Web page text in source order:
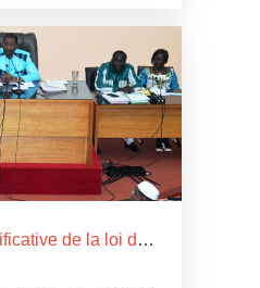
Loi de Finances rectificative de la loi de Finances pour l’exécution du budget 2018: Un réajustement pour tenir compte du contexte difficile